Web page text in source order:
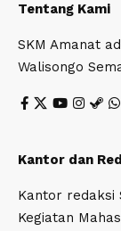
Tentang Kami
SKM Amanat
Walisongo
Kantor dan
Kantor redaksi
Kegiatan